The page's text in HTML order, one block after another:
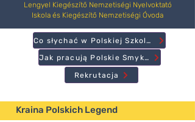
Lengyel Kiegészítő Nemzetiségi Nyelvoktató
Iskola és Kiegészítő Nemzetiségi Óvoda
Rekrutacja
Jak pracują Polskie Smyki?
Co słychać w Polskiej Szkole?
Kraina Polskich Legend